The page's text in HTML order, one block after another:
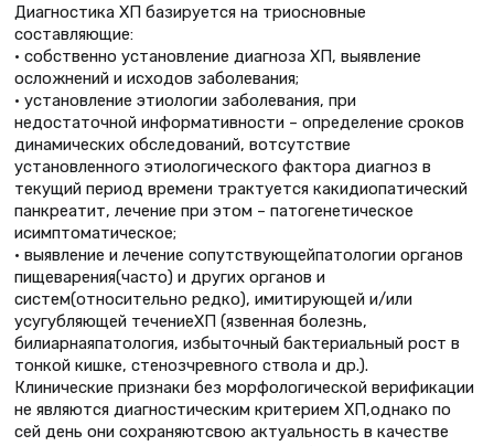
Диагностика ХП базируется на триосновные
составляющие:
• собственно установление диагноза ХП, выявление
осложнений и исходов заболевания;
• установление этиологии заболевания, при
недостаточной информативности – определение сроков
динамических обследований, вотсутствие
установленного этиологического фактора диагноз в
текущий период времени трактуется какидиопатический
панкреатит, лечение при этом – патогенетическое
исимптоматическое;
• выявление и лечение сопутствующейпатологии органов
пищеварения(часто) и других органов и
систем(относительно редко), имитирующей и/или
усугубляющей течениеХП (язвенная болезнь,
билиарнаяпатология, избыточный бактериальный рост в
тонкой кишке, стенозчревного ствола и др.).
Клинические признаки без морфологической верификации
не являются диагностическим критерием ХП,однако по
сей день они сохраняютсвою актуальность в качестве